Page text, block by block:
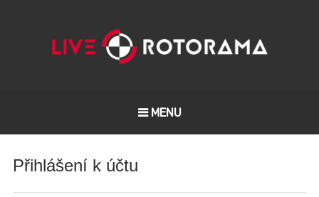
MENU
Přihlášení k účtu